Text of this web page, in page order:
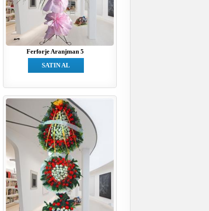
Ferforje Aranjman 5
SATIN AL